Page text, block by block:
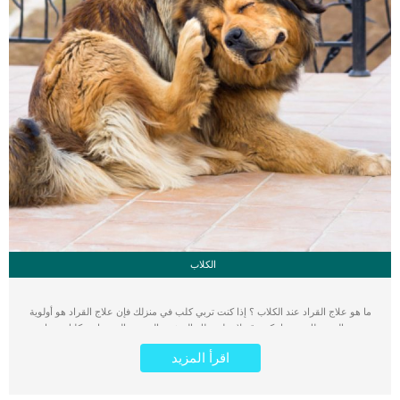
الكلاب
ما هو علاج القراد عند الكلاب ؟ إذا كنت تربي كلب في منزلك فإن علاج القراد هو أولوية
مهمة بالنسبة لك. وربما تكون قد لاحظت تلك الحشرة العنيدة والتي تهاجم كلبك و خاصة
في فصل الصيف. أي علاج نهائي للقراد سيكون سهلا جدا إذا عرفت كيف تتعامل مع هذه
الحشرة التي تصيب الكلاب في جميع الأعمار سواء الجراء او الكلاب الكبيرة. خطوات
علاج القراد عند الكلاب في المنزل : 1 – قم بفحص الكلب بشكل كامل خاصة المناطق
اقرأ المزيد